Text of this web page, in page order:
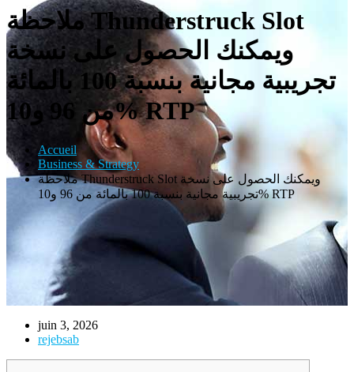
ملاحظة Thunderstruck Slot
ويمكنك الحصول على نسخة
تجريبية مجانية بنسبة 100 بالمائة
من 96 و10% RTP
Accueil
Business & Strategy
ملاحظة Thunderstruck Slot ويمكنك الحصول على نسخة
تجريبية مجانية بنسبة 100 بالمائة من 96 و10% RTP
juin 3, 2026
rejebsab